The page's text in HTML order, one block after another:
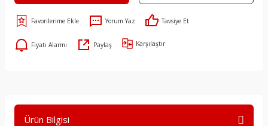
Yorum Yaz Tavsiye Et
Fiyatı Alarmı Paylaş Karşılaştır
Ürün Bilgisi